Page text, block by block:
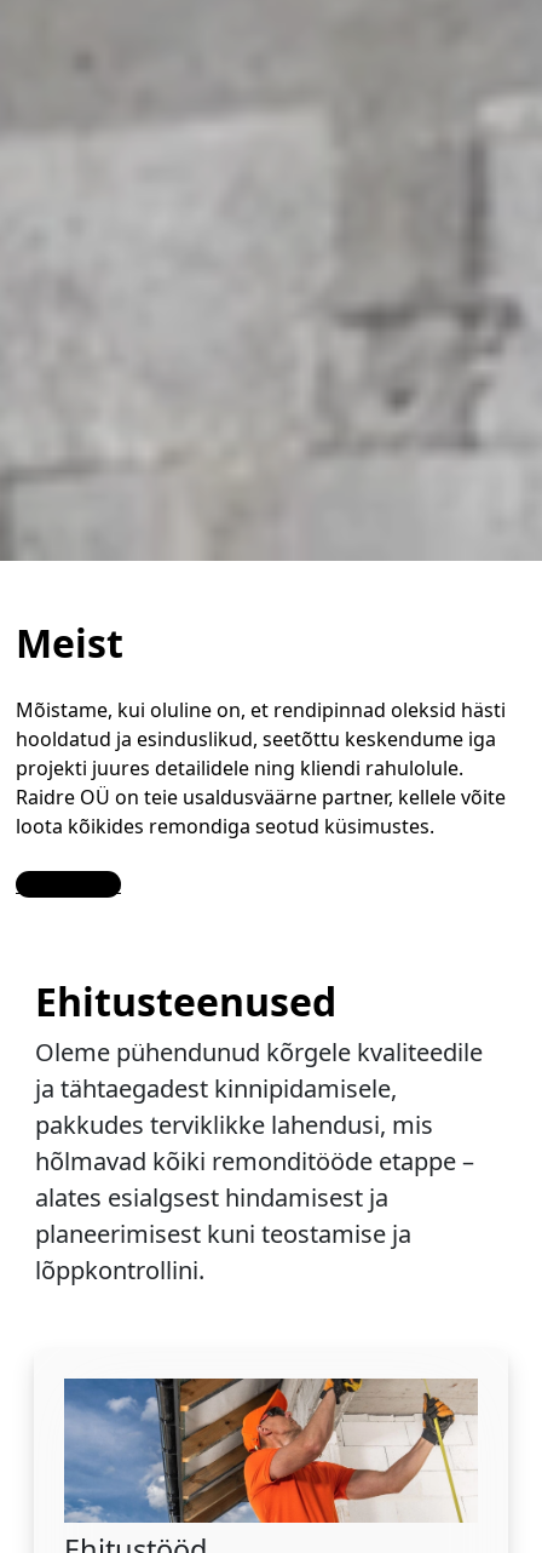
Meist
Mõistame, kui oluline on, et rendipinnad oleksid hästi
hooldatud ja esinduslikud, seetõttu keskendume iga
projekti juures detailidele ning kliendi rahulolule.
Raidre OÜ on teie usaldusväärne partner, kellele võite
loota kõikides remondiga seotud küsimustes.
Contact Us
Ehitusteenused
Oleme pühendunud kõrgele kvaliteedile
ja tähtaegadest kinnipidamisele,
pakkudes terviklikke lahendusi, mis
hõlmavad kõiki remonditööde etappe –
alates esialgsest hindamisest ja
planeerimisest kuni teostamise ja
lõppkontrollini.